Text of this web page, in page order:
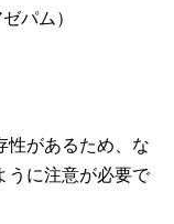
パム）
性があるため、な
うに注意が必要で